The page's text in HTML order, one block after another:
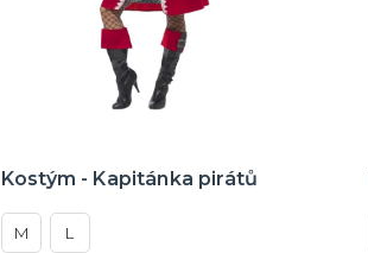
Kostým - Kapitánka pirátů
M L